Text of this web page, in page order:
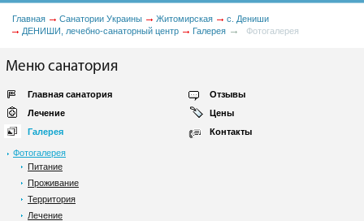
Главная Санатории Украины Житомирская
с. Дениши
ДЕНИШИ, лечебно-санаторный центр
Галерея Фотогалерея
Меню санатория
Главная санатория
Отзывы
Лечение
Цены
Галерея
Фотогалерея
Питание
Проживание
Территория
Лечение
Контакты